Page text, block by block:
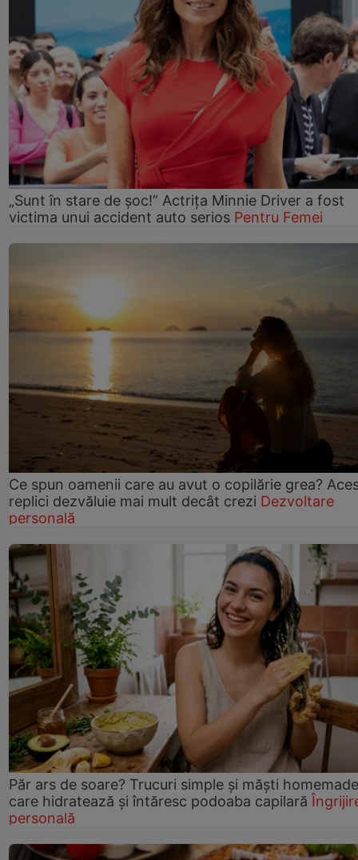
„Sunt în stare de șoc!” Actrița Minnie Driver a fost
victima unui accident auto serios Pentru Femei
Ce spun oamenii care au avut o copilărie grea?
replici dezvăluie mai mult decât crezi Dezvoltare
personală
Păr ars de soare? Trucuri simple și măști homemade
care hidratează și întăresc podoaba capilară
personală